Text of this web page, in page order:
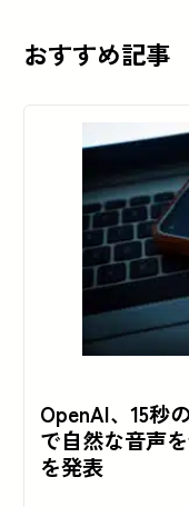
おすすめ記事
OpenAI、15秒
で自然な音声
を発表